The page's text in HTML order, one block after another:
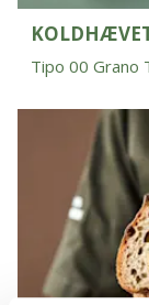
Tipo 00 Grano